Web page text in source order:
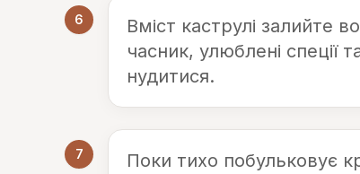
6
Вміст каструлі залийте
часник, улюблені спеції
нудитися.
7
Поки тихо побульковує